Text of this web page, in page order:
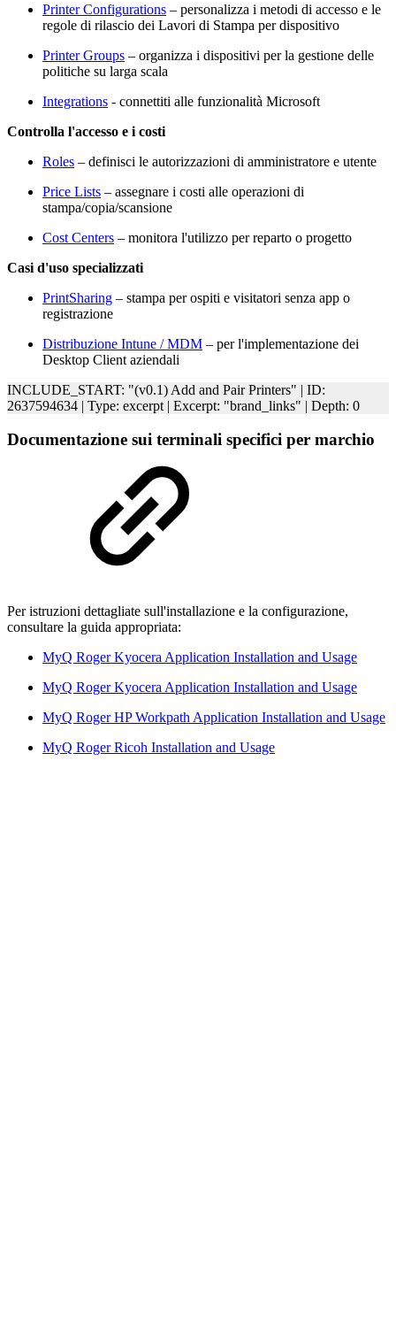
Printer Configurations – personalizza i metodi di accesso e le
regole di rilascio dei Lavori di Stampa per dispositivo
Printer Groups – organizza i dispositivi per la gestione delle
politiche su larga scala
Integrations - connettiti alle funzionalità Microsoft
Controlla l'accesso e i costi
Roles – definisci le autorizzazioni di amministratore e utente
Price Lists – assegnare i costi alle operazioni di
stampa/copia/scansione
Cost Centers – monitora l'utilizzo per reparto o progetto
Casi d'uso specializzati
PrintSharing – stampa per ospiti e visitatori senza app o
registrazione
Distribuzione Intune / MDM – per l'implementazione dei
Desktop Client aziendali
INCLUDE_START: "(v0.1) Add and Pair Printers" | ID:
2637594634 | Type: excerpt | Excerpt: "brand_links" | Depth: 0
Documentazione sui terminali specifici per marchio
Per istruzioni dettagliate sull'installazione e la configurazione,
consultare la guida appropriata:
MyQ Roger Kyocera Application Installation and Usage
MyQ Roger Kyocera Application Installation and Usage
MyQ Roger HP Workpath Application Installation and Usage
MyQ Roger Ricoh Installation and Usage